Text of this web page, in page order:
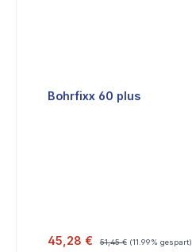
Bohrfixx 60 plus
Verkaufspreis:
45,28 € 51,45 € (11.99% gespart)